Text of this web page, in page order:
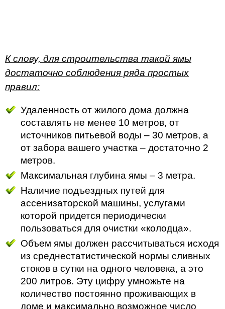
К слову, для строительства такой ямы
достаточно соблюдения ряда простых
правил:
Удаленность от жилого дома должна
составлять не менее 10 метров, от
источников питьевой воды – 30 метров, а
от забора вашего участка – достаточно 2
метров.
Максимальная глубина ямы – 3 метра.
Наличие подъездных путей для
ассенизаторской машины, услугами
которой придется периодически
пользоваться для очистки «колодца».
Объем ямы должен рассчитываться исходя
из среднестатистической нормы сливных
стоков в сутки на одного человека, а это
200 литров. Эту цифру умножьте на
количество постоянно проживающих в
доме и максимально возможное число